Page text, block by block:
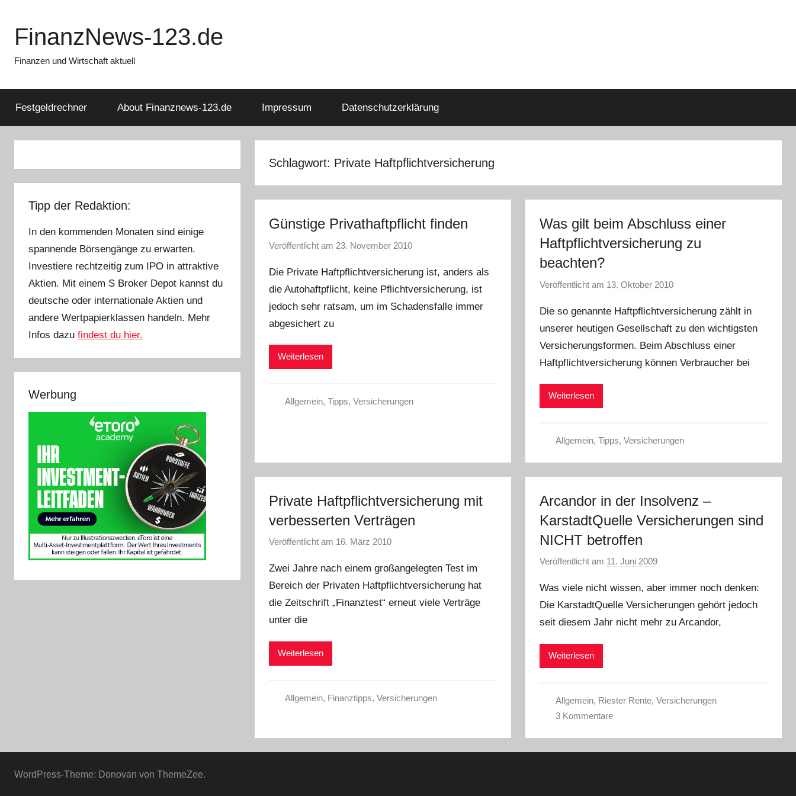
springen
FinanzNews-123.de
Finanzen und Wirtschaft aktuell
Festgeldrechner About Finanznews-123.de Impressum Datenschutzerklärung
Schlagwort: Private Haftpflichtversicherung
Günstige Privathaftpflicht finden
Veröffentlicht am 23. November 2010v
n
C
h
l
Die Private Haftpflichtversicherung ist, anders als
die Autohaftpflicht, keine Pflichtversicherung, ist
jedoch sehr ratsam, um im Schadensfalle immer
abgesichert zu
Weiterlesen
Allgemein,Tipps,Versicherungen
Was gilt beim Abschluss einer
Haftpflichtversicherung zu
beachten?
Veröffentlicht am 13. Oktober 2010v
n
C
h
r
l
Die so genannte Haftpflichtversicherung zählt in
unserer heutigen Gesellschaft zu den wichtigsten
Versicherungsformen. Beim Abschluss einer
Haftpflichtversicherung können Verbraucher bei
Weiterlesen
Allgemein,Tipps,Versicherungen
Private Haftpflichtversicherung mit
verbesserten Verträgen
Veröffentlicht am 16. März 2010v
n
C
h
l
Zwei Jahre nach einem großangelegten Test im
Bereich der Privaten Haftpflichtversicherung hat
die Zeitschrift „Finanztest“ erneut viele Verträge
unter die
Weiterlesen
Allgemein, Finanztipps,Versicherungen
Arcandor in der Insolvenz –
KarstadtQuelle Versicherungen sind
NICHT betroffen
Veröffentlicht am 11. Juni 2009v
n
Was viele nicht wissen, aber immer noch denken:
Die KarstadtQuelle Versicherungen gehört jedoch
seit diesem Jahr nicht mehr zu Arcandor,
Weiterlesen
Allgemein, Riester Rente,Versicherungen
3 Kommentare
Tipp der Redaktion:
In den kommenden Monaten sind einige
spannende Börsengänge zu erwarten.
Investiere rechtzeitig zum IPO in attraktive
Aktien. Mit einem S Broker Depot kannst du
deutsche oder internationale Aktien und
andere Wertpapierklassen handeln. Mehr
Infos dazu findest du hier.
Werbung
WordPress-Theme: Donovan von ThemeZee.